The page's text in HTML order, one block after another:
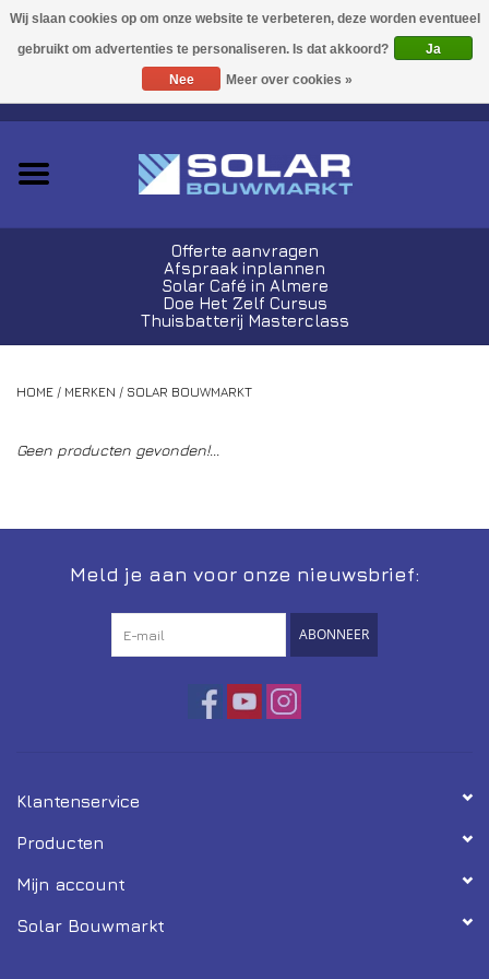
0 Artikelen - €0,00
Acties!
Kabels en Stekkers
Laadpalen
Gereedschap
Offerte aanvragen
Afspraak inplannen
Solar Café in Almere
Doe Het Zelf Cursus
Thuisbatterij Masterclass
HOME / MERKEN / SOLAR BOUWMARKT
Geen producten gevonden!...
Meld je aan voor onze nieuwsbrief:
ABONNEER
Klantenservice
Producten
Mijn account
Solar Bouwmarkt
Ja
Nee
Meer over cookies »